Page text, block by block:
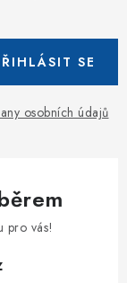
osobních údajů
SE
pro vás!